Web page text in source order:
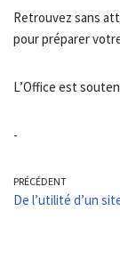
Retrouvez sans
pour préparer
L’Office est
-
PRÉCÉDENT
De l’utilité d’un